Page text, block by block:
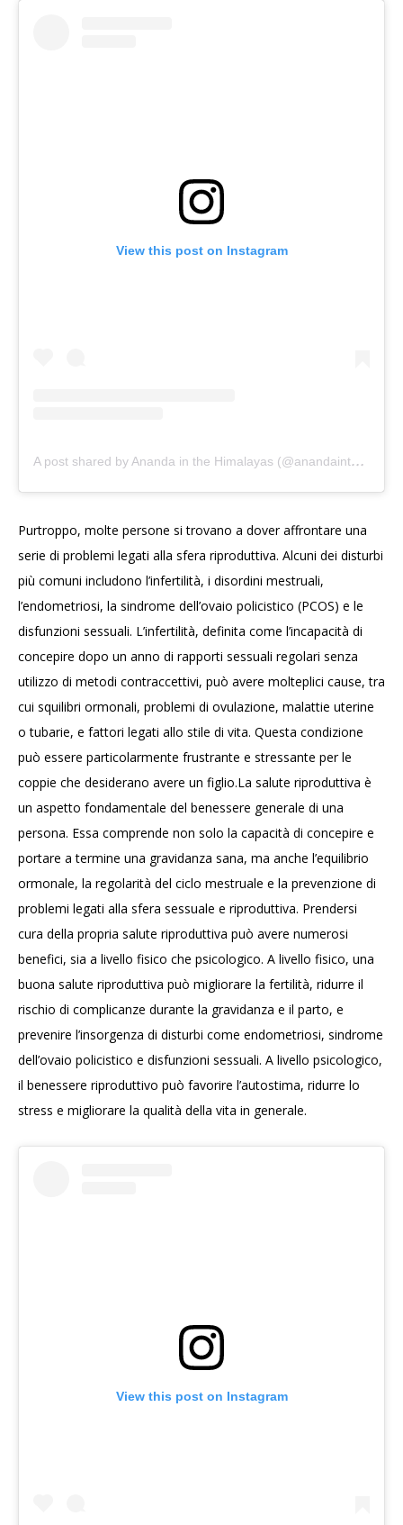
View this post on Instagram
A
post shared by Ananda in the Himalayas (@anandainthehimalayas)
Purtroppo, molte persone si trovano a dover affrontare una
serie di problemi legati alla sfera riproduttiva. Alcuni dei disturbi
più comuni includono l’infertilità, i disordini mestruali,
l’endometriosi, la sindrome dell’ovaio policistico (PCOS) e le
disfunzioni sessuali. L’infertilità, definita come l’incapacità di
concepire dopo un anno di rapporti sessuali regolari senza
utilizzo di metodi contraccettivi, può avere molteplici cause, tra
cui squilibri ormonali, problemi di ovulazione, malattie uterine
o tubarie, e fattori legati allo stile di vita. Questa condizione
può essere particolarmente frustrante e stressante per le
coppie che desiderano avere un figlio.La salute riproduttiva è
un aspetto fondamentale del benessere generale di una
persona. Essa comprende non solo la capacità di concepire e
portare a termine una gravidanza sana, ma anche l’equilibrio
ormonale, la regolarità del ciclo mestruale e la prevenzione di
problemi legati alla sfera sessuale e riproduttiva. Prendersi
cura della propria salute riproduttiva può avere numerosi
benefici, sia a livello fisico che psicologico. A livello fisico, una
buona salute riproduttiva può migliorare la fertilità, ridurre il
rischio di complicanze durante la gravidanza e il parto, e
prevenire l’insorgenza di disturbi come endometriosi, sindrome
dell’ovaio policistico e disfunzioni sessuali. A livello psicologico,
il benessere riproduttivo può favorire l’autostima, ridurre lo
stress e migliorare la qualità della vita in generale.
View this post on Instagram